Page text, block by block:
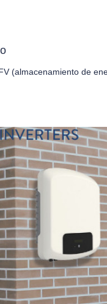
(almacenamiento de